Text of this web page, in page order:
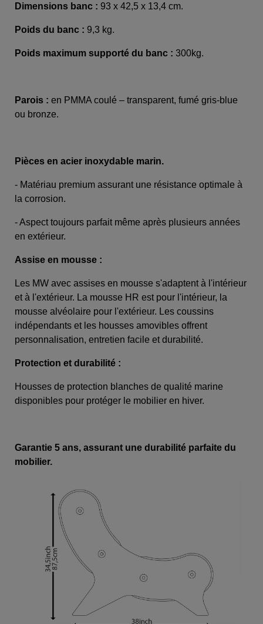
Dimensions banc : 93 x 42,5 x 13,4 cm.
Poids du banc : 9,3 kg.
Poids maximum supporté du banc : 300kg.
Parois : en PMMA coulé – transparent, fumé gris-blue
ou bronze.
Pièces en acier inoxydable marin.
- Matériau premium assurant une résistance optimale à
la corrosion.
- Aspect toujours parfait même après plusieurs années
en extérieur.
Assise en mousse :
Les MW avec assises en mousse s'adaptent à l'intérieur
et à l'extérieur. La mousse HR est pour l'intérieur, la
mousse alvéolaire pour l'extérieur. Les coussins
indépendants et les housses amovibles offrent
personnalisation, entretien facile et durabilité.
Protection et durabilité :
Housses de protection blanches de qualité marine
disponibles pour protéger le mobilier en hiver.
Garantie 5 ans, assurant une durabilité parfaite du
mobilier.